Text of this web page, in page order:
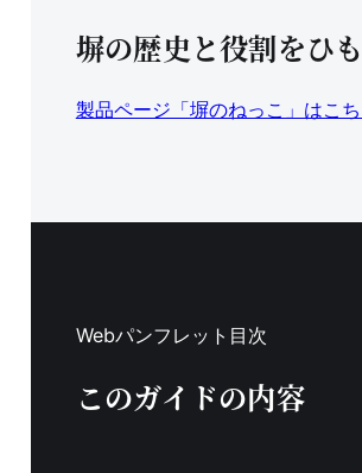
塀の歴史と役割をひ
製品ページ「塀のねっこ」はこ
Webパンフレット目次
このガイドの内容